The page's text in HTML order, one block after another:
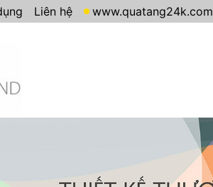
Liên hệ www.quatang24k.com